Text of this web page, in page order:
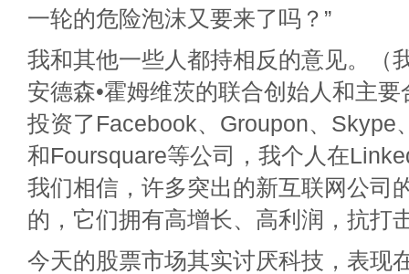
一轮的危险泡沫又要来了吗？”
我和其他一些人都持相反的意见。（
安德森•霍姆维茨的联合创始人和主
投资了Facebook、Groupon、Skype
和Foursquare等公司，我个人在
我们相信，许多突出的新互联网公司
的，它们拥有高增长、高利润，抗打
今天的股票市场其实讨厌科技，表现